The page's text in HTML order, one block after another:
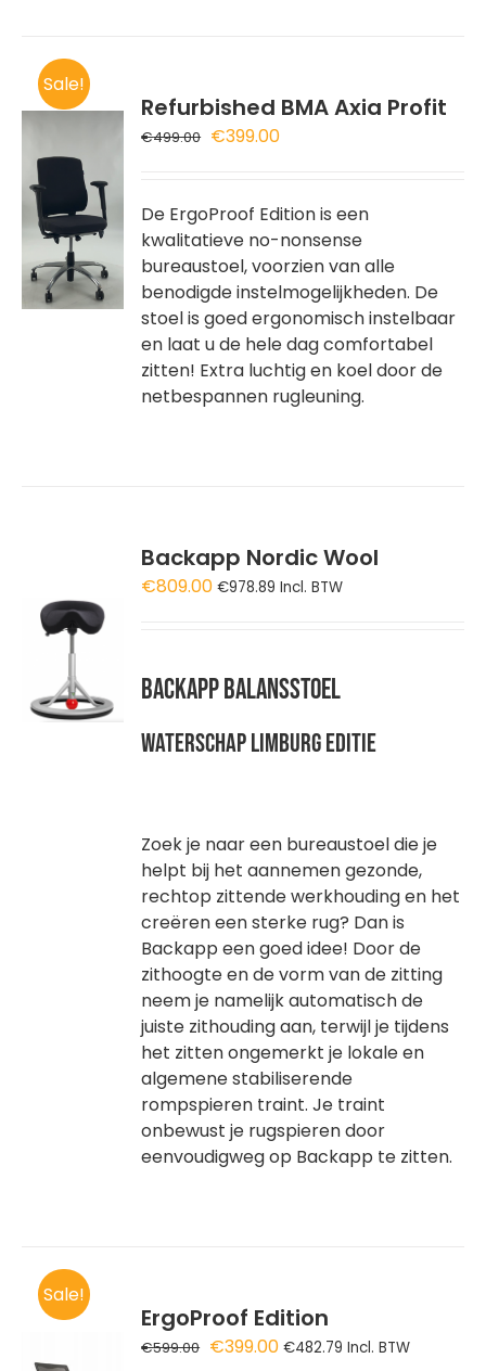
Sale!
Refurbished BMA Axia Profit
€499.00 Oorspronkelijke
€499.00.
€399.00Huidige
€399.00.
De ErgoProof Edition is een
kwalitatieve no-nonsense
bureaustoel, voorzien van alle
benodigde instelmogelijkheden. De
stoel is goed ergonomisch instelbaar
en laat u de hele dag comfortabel
zitten! Extra luchtig en koel door de
netbespannen rugleuning.
Backapp Nordic Wool
€809.00 €978.89 Incl. BTW
Backapp Balansstoel
Waterschap Limburg editie
Zoek je naar een bureaustoel die je
helpt bij het aannemen gezonde,
rechtop zittende werkhouding en het
creëren een sterke rug? Dan is
Backapp een goed idee! Door de
zithoogte en de vorm van de zitting
neem je namelijk automatisch de
juiste zithouding aan, terwijl je tijdens
het zitten ongemerkt je lokale en
algemene stabiliserende
rompspieren traint. Je traint
onbewust je rugspieren door
eenvoudigweg op Backapp te zitten.
Sale!
ErgoProof Edition
€599.00 Oorspronkelijke
€399.00Huidige
€482.79 Incl. BTW